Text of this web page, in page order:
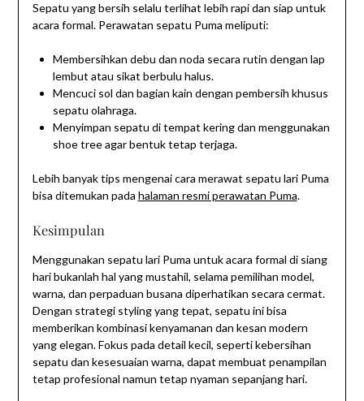
Sepatu yang bersih selalu terlihat lebih rapi dan siap untuk
acara formal. Perawatan sepatu Puma meliputi:
Membersihkan debu dan noda secara rutin dengan lap
lembut atau sikat berbulu halus.
Mencuci sol dan bagian kain dengan pembersih khusus
sepatu olahraga.
Menyimpan sepatu di tempat kering dan menggunakan
shoe tree agar bentuk tetap terjaga.
Lebih banyak tips mengenai cara merawat sepatu lari Puma
bisa ditemukan pada halaman resmi perawatan Puma.
Kesimpulan
Menggunakan sepatu lari Puma untuk acara formal di siang
hari bukanlah hal yang mustahil, selama pemilihan model,
warna, dan perpaduan busana diperhatikan secara cermat.
Dengan strategi styling yang tepat, sepatu ini bisa
memberikan kombinasi kenyamanan dan kesan modern
yang elegan. Fokus pada detail kecil, seperti kebersihan
sepatu dan kesesuaian warna, dapat membuat penampilan
tetap profesional namun tetap nyaman sepanjang hari.